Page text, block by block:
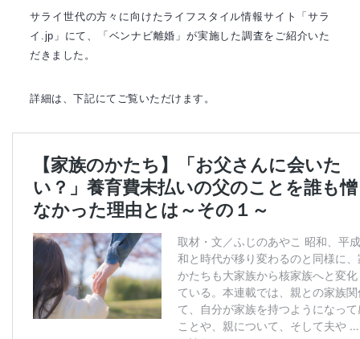
サライ世代の方々に向けたライフスタイル情報サイト「サラ
イ.jp」にて、「ベンナビ離婚」が実施した調査をご紹介いた
だきました。
詳細は、下記にてご覧いただけます。